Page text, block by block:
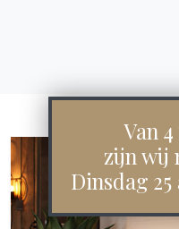
Van
zijn wij
Dinsdag